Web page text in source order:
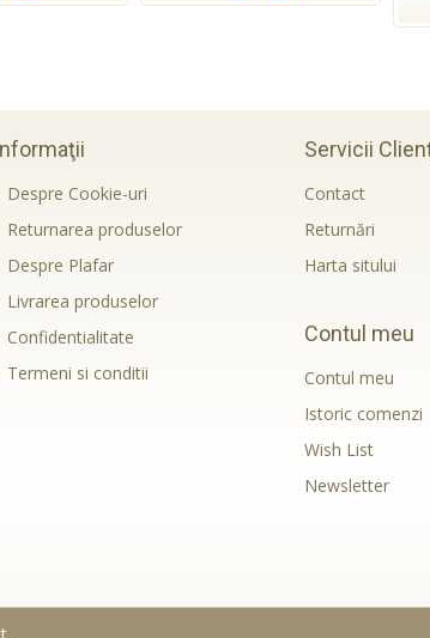
Despre Cookie-uri
Returnarea produselor
Despre Plafar
Livrarea produselor
Confidentialitate
Termeni si conditii
Servicii
Contact
Returnări
Harta sitului
Contul meu
Contul meu
Istoric comenzi
Wish List
Newsletter